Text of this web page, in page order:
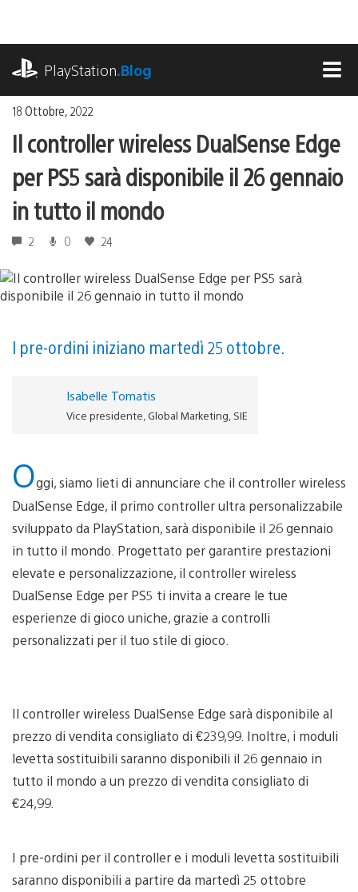
contenuto
PlayStation.Blog
18 Ottobre, 2022
Il controller wireless DualSense Edge
per PS5 sarà disponibile il 26 gennaio
in tutto il mondo
2 0 24
I pre-ordini iniziano martedì 25 ottobre.
Isabelle Tomatis
Vice presidente, Global Marketing, SIE
Oggi, siamo lieti di annunciare che il controller wireless
DualSense Edge, il primo controller ultra personalizzabile
sviluppato da PlayStation, sarà disponibile il 26 gennaio
in tutto il mondo. Progettato per garantire prestazioni
elevate e personalizzazione, il controller wireless
DualSense Edge per PS5 ti invita a creare le tue
esperienze di gioco uniche, grazie a controlli
personalizzati per il tuo stile di gioco.
Il controller wireless DualSense Edge sarà disponibile al
prezzo di vendita consigliato di €239,99. Inoltre, i moduli
levetta sostituibili saranno disponibili il 26 gennaio in
tutto il mondo a un prezzo di vendita consigliato di
€24,99.
I pre-ordini per il controller e i moduli levetta sostituibili
saranno disponibili a partire da martedì 25 ottobre